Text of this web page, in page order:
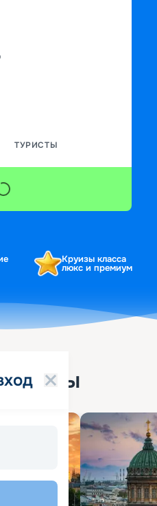
ТУРИСТЫ
Круизы класса
люкс и премиум